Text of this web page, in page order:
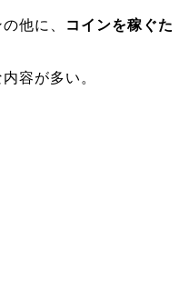
他に、
コインを稼ぐた
容が多い。